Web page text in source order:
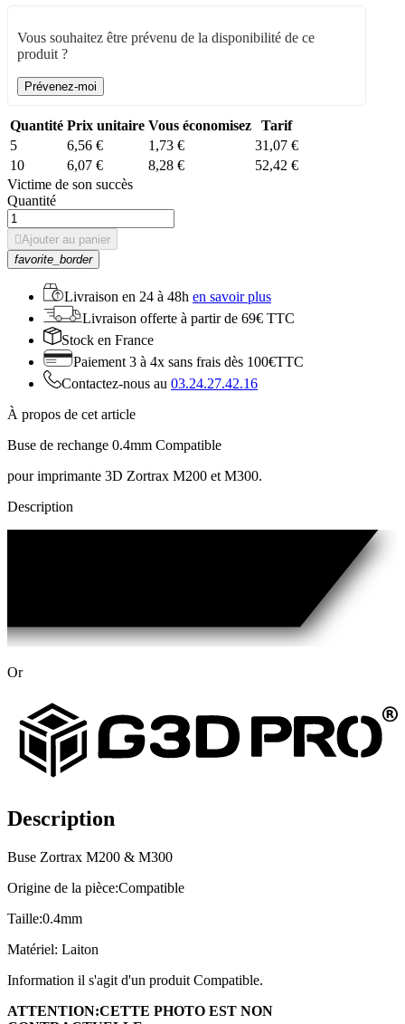
Vous souhaitez être prévenu de la disponibilité de ce
produit ?
Prévenez-moi
Quantité Prix unitaire Vous économisez
Tarif
5
6,56 € 1,73 €
31,07 €
10
6,07 € 8,28 €
52,42 €
Victime de son succès
Quantité
Ajouter au panier
favorite_border
Livraison en 24 à 48h en savoir plus
Livraison offerte à partir de 69€ TTC
Stock en France
Paiement 3 à 4x sans frais dès 100€TTC
Contactez-nous au 03.24.27.42.16
À propos de cet article
Buse de rechange 0.4mm Compatible
pour imprimante 3D Zortrax M200 et M300.
Description
Or
Description
Buse Zortrax M200 & M300
Origine de la pièce:Compatible
Taille:0.4mm
Matériel: Laiton
Information il s'agit d'un produit Compatible.
ATTENTION:CETTE PHOTO EST NON